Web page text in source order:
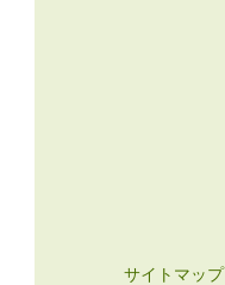
サイトマップ